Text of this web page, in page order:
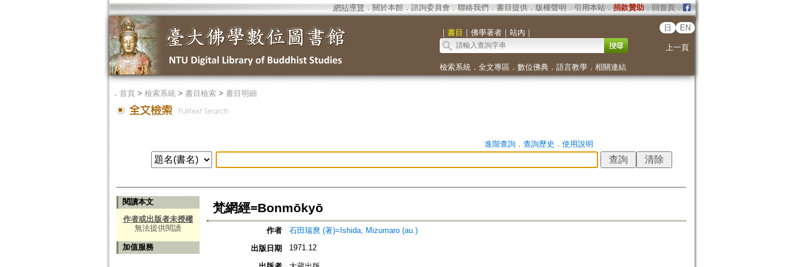
網站導覽 ． 關於本館． 諮詢委員會． 聯絡我們 ． 書目提供． 版權聲明 ． 引用本站． 捐款贊助．回首頁．
｜ 書目 ｜ 佛學著者｜ 站內 ｜
日 EN
上一頁
檢索系統． 全文專區 ． 數位佛典． 語言教學． 相關連結
． 首頁> 檢索系統> 書目檢索> 書目明細
進階查詢． 查詢歷史 ． 使用說明
閱讀本文
作者或出版者未授權
無法提供閱讀
加值服務
梵網經=Bonmōkyō
作者
石田瑞麿 (著)=Ishida, Mizumaro (au.)
出版日期
1971.12